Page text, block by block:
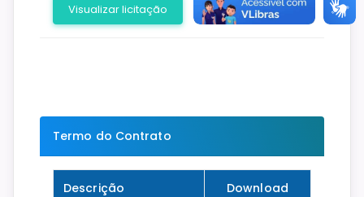
Visualizar licitação
Termo do Contrato
Descrição Download